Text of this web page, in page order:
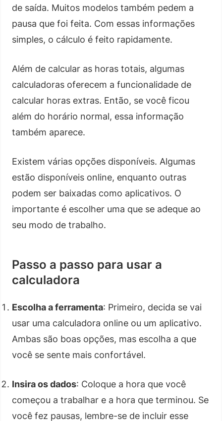
de saída. Muitos modelos também pedem a
pausa que foi feita. Com essas informações
simples, o cálculo é feito rapidamente.
Além de calcular as horas totais, algumas
calculadoras oferecem a funcionalidade de
calcular horas extras. Então, se você ficou
além do horário normal, essa informação
também aparece.
Existem várias opções disponíveis. Algumas
estão disponíveis online, enquanto outras
podem ser baixadas como aplicativos. O
importante é escolher uma que se adeque ao
seu modo de trabalho.
Passo a passo para usar a
calculadora
Escolha a ferramenta: Primeiro, decida se vai
usar uma calculadora online ou um aplicativo.
Ambas são boas opções, mas escolha a que
você se sente mais confortável.
Insira os dados: Coloque a hora que você
começou a trabalhar e a hora que terminou. Se
você fez pausas, lembre-se de incluir esse